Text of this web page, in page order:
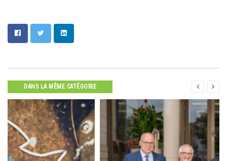
DANS LA MÊME CATÉGORIE  